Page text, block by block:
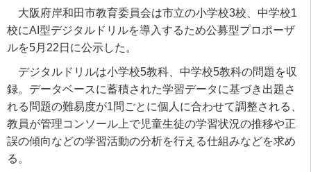
大阪府岸和田市教育委員会は市立の小学校3校、中学校1
校にAI型デジタルドリルを導入するため公募型プロポーザ
ルを5月22日に公示した。
デジタルドリルは小学校5教科、中学校5教科の問題を収
録。データベースに蓄積された学習データに基づき出題さ
れる問題の難易度が1問ごとに個人に合わせて調整される、
教員が管理コンソール上で児童生徒の学習状況の推移や正
誤の傾向などの学習活動の分析を行える仕組みなどを求め
る。